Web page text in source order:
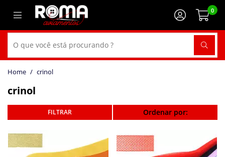
0
crinol
crinol
Ordenar por: